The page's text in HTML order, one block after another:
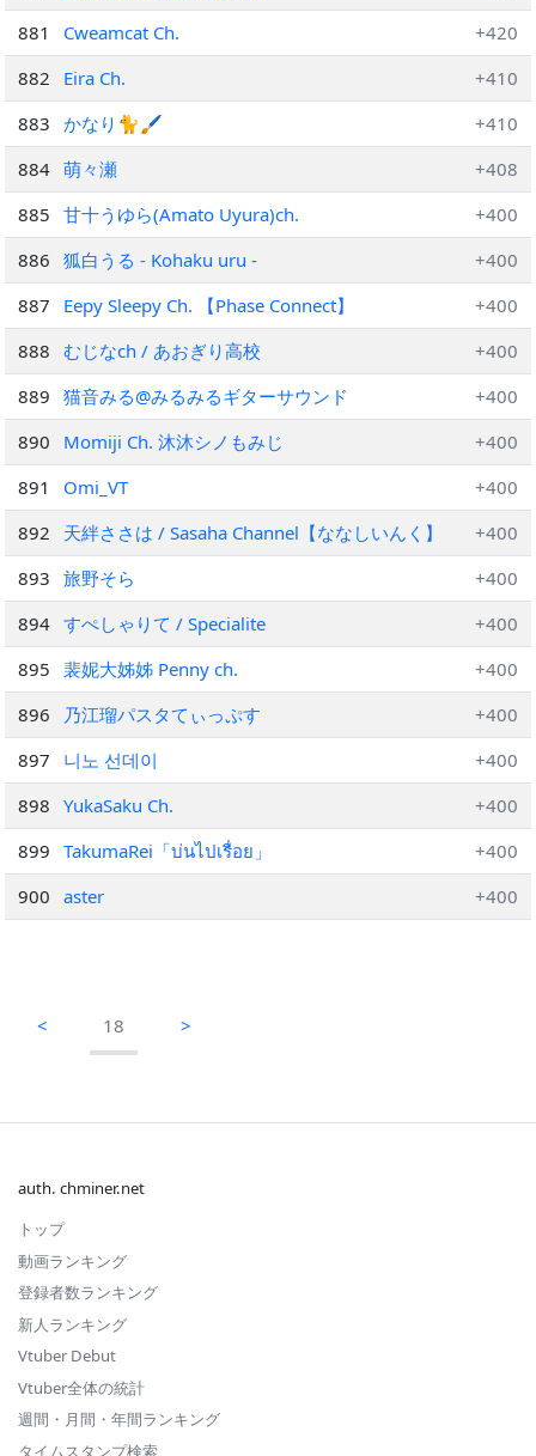
881
Cweamcat Ch.
+420
882
Eira Ch.
+410
883
かなり🐈🖌
+410
884 萌々瀬
+408
885
甘十うゆら(Amato Uyura)ch.
+400
886
狐白うる - Kohaku uru -
+400
887
Eepy Sleepy Ch. 【Phase Connect】
+400
888
むじなch / あおぎり高校
+400
889
猫音みる@みるみるギターサウンド
+400
890
Momiji Ch. 沐沐シノもみじ
+400
891
Omi_VT
+400
892
天絆ささは / Sasaha Channel【ななしいんく】
+400
893
旅野そら
+400
894 すぺしゃりて / Specialite
+400
895
裴妮大姊姊 Penny ch.
+400
896
乃江瑠パスタてぃっぷす
+400
897
니노 선데이
+400
898
YukaSaku Ch.
+400
899
TakumaRei「บ่นไปเรื่อย」
+400
900
aster +400
< 18 >
auth. chminer.net
トップ
動画ランキング
登録者数ランキング
新人ランキング
Vtuber Debut
Vtuber全体の統計
週間・月間・年間ランキング
タイムスタンプ検索